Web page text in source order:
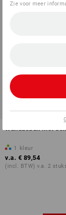
Wandasbak met
1 kleur
v.a. € 89,54
(incl. BTW) v.a. 2
Zie voor meer